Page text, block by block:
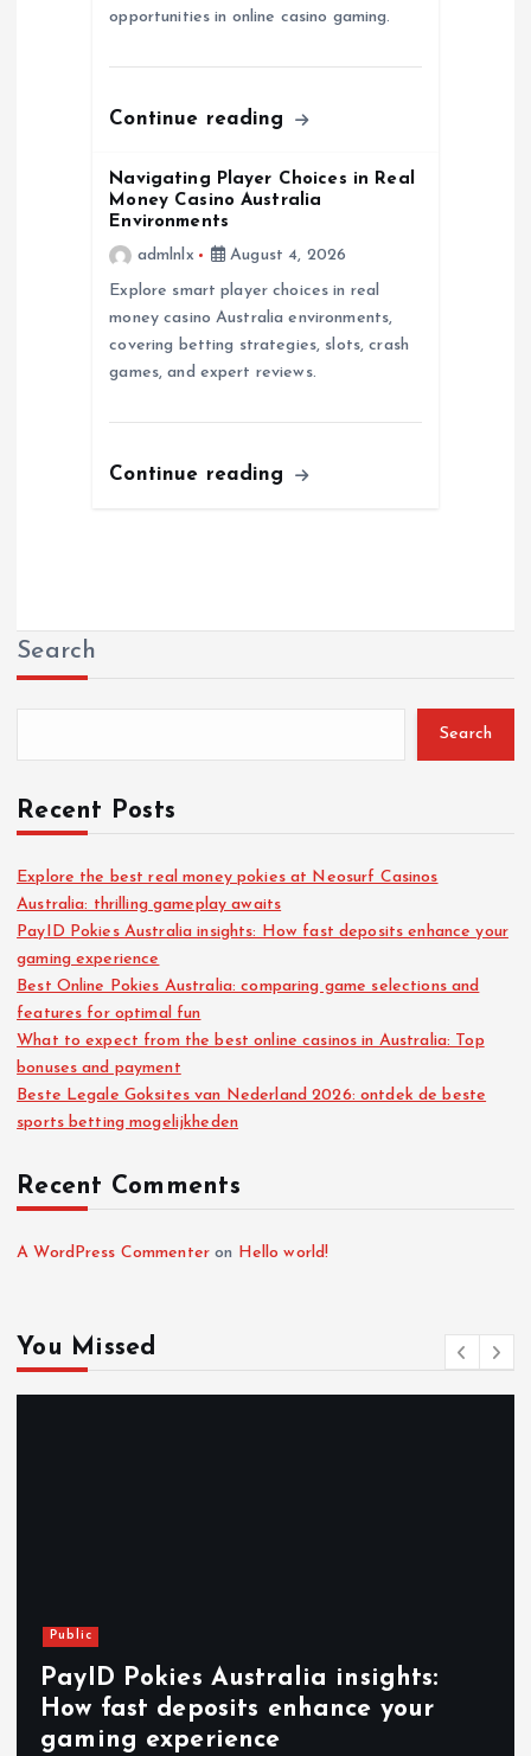
opportunities in online casino gaming.
Continue reading
Navigating Player Choices in Real
Money Casino Australia
Environments
admlnlx
August 4, 2026
Explore smart player choices in real
money casino Australia environments,
covering betting strategies, slots, crash
games, and expert reviews.
Continue reading
Search
Search
Recent Posts
Explore the best real money pokies at Neosurf Casinos
Australia: thrilling gameplay awaits
PayID Pokies Australia insights: How fast deposits enhance your
gaming experience
Best Online Pokies Australia: comparing game selections and
features for optimal fun
What to expect from the best online casinos in Australia: Top
bonuses and payment
Beste Legale Goksites van Nederland 2026: ontdek de beste
sports betting mogelijkheden
Recent Comments
A WordPress Commenter on Hello world!
You Missed
Public
PayID Pokies Australia insights:
How fast deposits enhance your
gaming experience